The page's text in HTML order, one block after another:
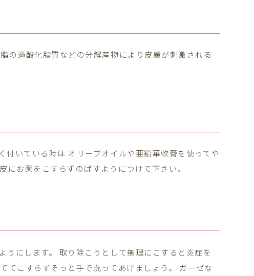
の過酸化脂質などの分解産物により皮膚が刺激される
いている時は オリーブオイルや亜鉛華軟膏を使ってや
お薬をこすらずのばすようにつけて下さい。
にします。 取り除こうとして無理にこすると炎症を
てこすらずそっと手で洗ってあげましょう。 ガーゼな